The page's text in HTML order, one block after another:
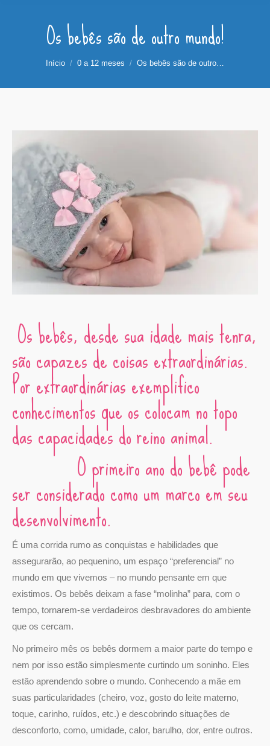
Os bebês são de outro mundo!
Você está aqui:
Início 0 a 12 meses Os bebês são de outro…
Os bebês, desde sua idade mais tenra,
são capazes de coisas extraordinárias.
Por extraordinárias exemplifico
conhecimentos que os colocam no topo
das capacidades do reino animal.
O primeiro ano do bebê pode
ser considerado como um marco em seu
desenvolvimento.
É uma corrida rumo as conquistas e habilidades que
assegurarão, ao pequenino, um espaço “preferencial” no
mundo em que vivemos – no mundo pensante em que
existimos. Os bebês deixam a fase “molinha” para, com o
tempo, tornarem-se verdadeiros desbravadores do ambiente
que os cercam.
No primeiro mês os bebês dormem a maior parte do tempo e
nem por isso estão simplesmente curtindo um soninho. Eles
estão aprendendo sobre o mundo. Conhecendo a mãe em
suas particularidades (cheiro, voz, gosto do leite materno,
toque, carinho, ruídos, etc.) e descobrindo situações de
desconforto, como, umidade, calor, barulho, dor, entre outros.